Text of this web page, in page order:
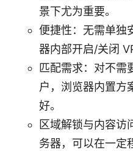
景下尤为重要。
便捷性：无需单独
器内部开启/关闭
匹配需求：对不需
户，浏览器内置方
好。
区域解锁与内容访
务器，可以在一定